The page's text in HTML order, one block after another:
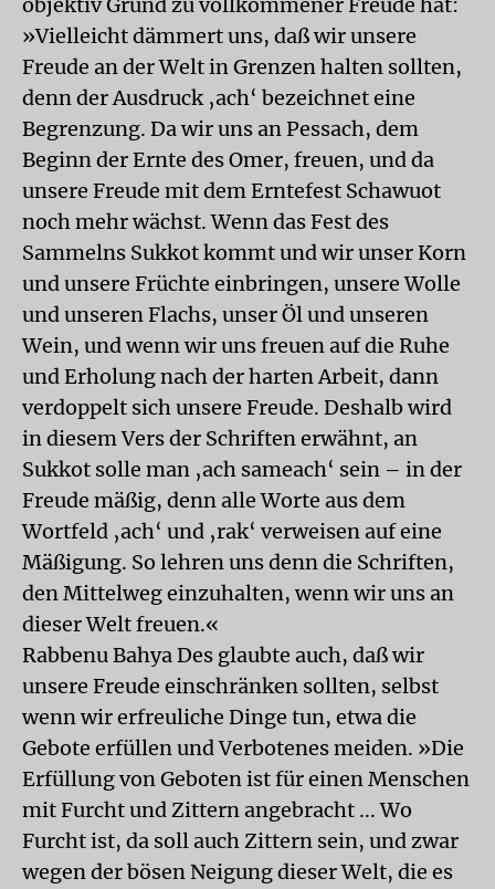
»Vielleicht dämmert uns, daß wir unsere
Freude an der Welt in Grenzen halten sollten,
denn der Ausdruck ‚ach‘ bezeichnet eine
Begrenzung. Da wir uns an Pessach, dem
Beginn der Ernte des Omer, freuen, und da
unsere Freude mit dem Erntefest Schawuot
noch mehr wächst. Wenn das Fest des
Sammelns Sukkot kommt und wir unser Korn
und unsere Früchte einbringen, unsere Wolle
und unseren Flachs, unser Öl und unseren
Wein, und wenn wir uns freuen auf die Ruhe
und Erholung nach der harten Arbeit, dann
verdoppelt sich unsere Freude. Deshalb wird
in diesem Vers der Schriften erwähnt, an
Sukkot solle man ‚ach sameach‘ sein – in der
Freude mäßig, denn alle Worte aus dem
Wortfeld ‚ach‘ und ‚rak‘ verweisen auf eine
Mäßigung. So lehren uns denn die Schriften,
den Mittelweg einzuhalten, wenn wir uns an
dieser Welt freuen.«
Rabbenu Bahya Des glaubte auch, daß wir
unsere Freude einschränken sollten, selbst
wenn wir erfreuliche Dinge tun, etwa die
Gebote erfüllen und Verbotenes meiden. »Die
Erfüllung von Geboten ist für einen Menschen
mit Furcht und Zittern angebracht ... Wo
Furcht ist, da soll auch Zittern sein, und zwar
wegen der bösen Neigung dieser Welt, die es